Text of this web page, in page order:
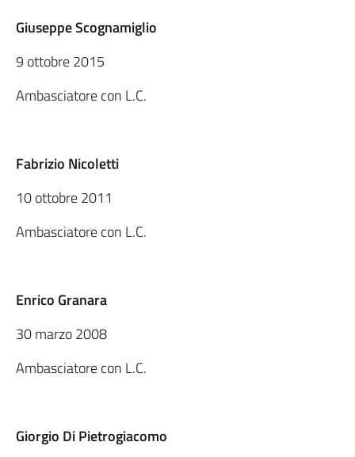
Giuseppe Scognamiglio
9 ottobre 2015
Ambasciatore con L.C.
Fabrizio Nicoletti
10 ottobre 2011
Ambasciatore con L.C.
Enrico Granara
30 marzo 2008
Ambasciatore con L.C.
Giorgio Di Pietrogiacomo